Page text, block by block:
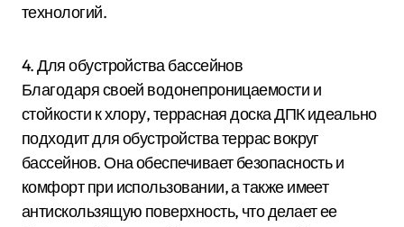
технологий.
4. Для обустройства бассейнов
Благодаря своей водонепроницаемости и
стойкости к хлору, террасная доска ДПК идеально
подходит для обустройства террас вокруг
бассейнов. Она обеспечивает безопасность и
комфорт при использовании, а также имеет
антискользящую поверхность, что делает ее